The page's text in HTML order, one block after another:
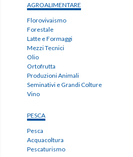
AGROALIMENTARE
Florovivaismo
Forestale
Latte e Formaggi
Mezzi Tecnici
Olio
Ortofrutta
Produzioni Animali
Seminativi e Grandi Colture
Vino
PESCA
Pesca
Acquacoltura
Pescaturismo